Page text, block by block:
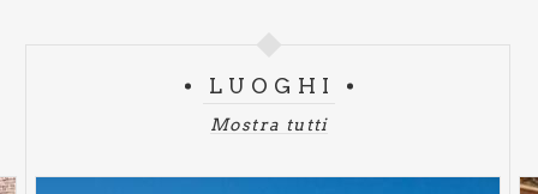
LUOGHI
Mostra tutti